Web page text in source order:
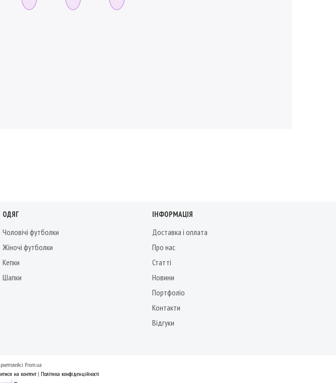
ОДЯГ
Чоловічі футболки
Жіночі футболки
Кепки
Шапки
ІНФОРМАЦІЯ
Доставка і оплата
Про нас
Статті
Новини
Портфоліо
Контакти
Відгуки
Prom.ua
на контент | Політика конфіденційності